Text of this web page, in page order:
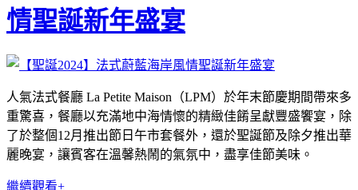
情聖誕新年盛宴
人氣法式餐廳 La Petite Maison（LPM）於年末節慶期間帶來多
重驚喜，餐廳以充滿地中海情懷的精緻佳餚呈獻豐盛饗宴，除
了於整個12月推出節日午市套餐外，還於聖誕節及除夕推出華
麗晚宴，讓賓客在溫馨熱鬧的氣氛中，盡享佳節美味。
繼續觀看+